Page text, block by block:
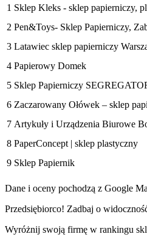
1 Sklep Kleks - sklep papierniczy,
2 Pen&Toys- Sklep Papierniczy,
3 Latawiec sklep papierniczy
4 Papierowy Domek
5 Sklep Papierniczy
6 Zaczarowany Ołówek – sklep
7 Artykuły i Urządzenia Biurowe
8 PaperConcept | sklep plastyczny
9 Sklep Papiernik
Dane i oceny pochodzą z Google
Przedsiębiorco! Zadbaj o
Wyróżnij swoją firmę w rankingu